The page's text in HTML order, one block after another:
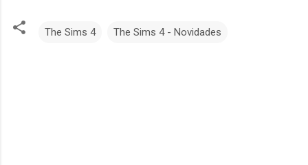
The Sims 4 The Sims 4 - Novidades